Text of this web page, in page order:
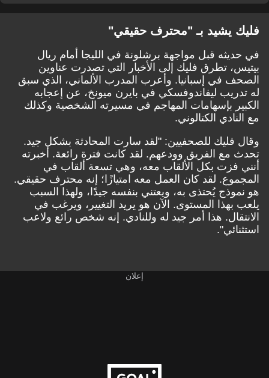
فليك يشيد بـ "محترف حقيقي"
في حديثه قبل مواجهة برشلونة في الليجا أمام ريال
بيتيس، تطرق فليك إلى الأخبار التي تصدرت عناوين
الصحف في إسبانيا. وأعرب المدرب الألماني، الذي سبق
له تدريب ليفاندوفسكي في بايرن ميونخ، عن إعجابه
الكبير بإسهامات المهاجم في مسيرته الشخصية وكذلك
مع النادي الكتالوني.
وقال فليك للصحفيين: "لقد سارت المحادثة بشكل جيد.
تحدث مع الفريق وودعهم. لقد كانت فترة رائعة. أخبرته
أنني فزت بكل الألقاب معه، وهي تسعة ألقاب في
المجموع. لقد كان العمل معه امتيازًا؛ إنه محترف حقيقي.
هو نموذج يُحتذى به، ويعتني بنفسه جيدًا، ولهذا السبب
يلعب بهذا المستوى. الآن هو يريد التغيير، ويرغب في
الانتقال. هذا أمر جيد له وللنادي. إنه شخص رائع ولاعب
استثنائي".
إعلان